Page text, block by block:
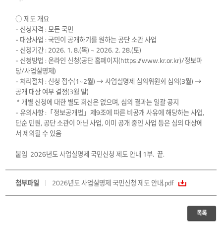
○ 제도 개요
- 신청자격 : 모든 국민
- 대상사업 : 국민이 공개하기를 원하는 공단 소관 사업
- 신청기간 : 2026. 1. 8.(목) ~ 2026. 2. 28.(토)
- 신청방법 : 온라인 신청(공단 홈페이지(https://www.kr.or.kr)/정보마
당/사업실명제)
- 처리절차 : 신청 접수(1~2월) → 사업실명제 심의위원회 심의(3월) →
공개 대상 여부 결정(3월 말)
* 개별 신청에 대한 별도 회신은 없으며, 심의 결과는 일괄 공지
- 유의사항 :「정보공개법」제9조에 따른 비공개 사유에 해당하는 사업,
단순 민원, 공단 소관이 아닌 사업, 이미 공개 중인 사업 등은 심의 대상에
서 제외될 수 있음
붙임 2026년도 사업실명제 국민신청 제도 안내 1부. 끝.
첨부파일 2026년도 사업실명제 국민신청 제도 안내.pdf
목록